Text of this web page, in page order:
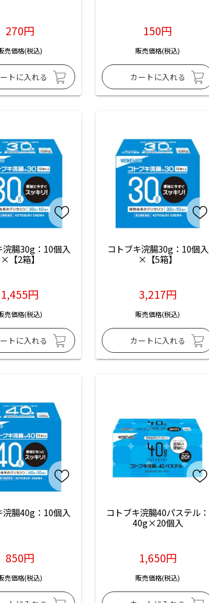
270円
売価格(税込)
150円
販売価格(税込)
浣腸30g：10個入
×【2箱】
1,455円
売価格(税込)
コトブキ浣腸30g：10個入
×【5箱】
3,217円
販売価格(税込)
浣腸40g：10個入
850円
売価格(税込)
コトブキ浣腸40パステル：
40g×20個入
1,650円
販売価格(税込)